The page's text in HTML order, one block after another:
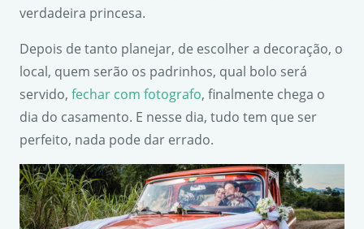
verdadeira princesa.
Depois de tanto planejar, de escolher a decoração, o
local, quem serão os padrinhos, qual bolo será
servido, fechar com fotografo, finalmente chega o
dia do casamento. E nesse dia, tudo tem que ser
perfeito, nada pode dar errado.